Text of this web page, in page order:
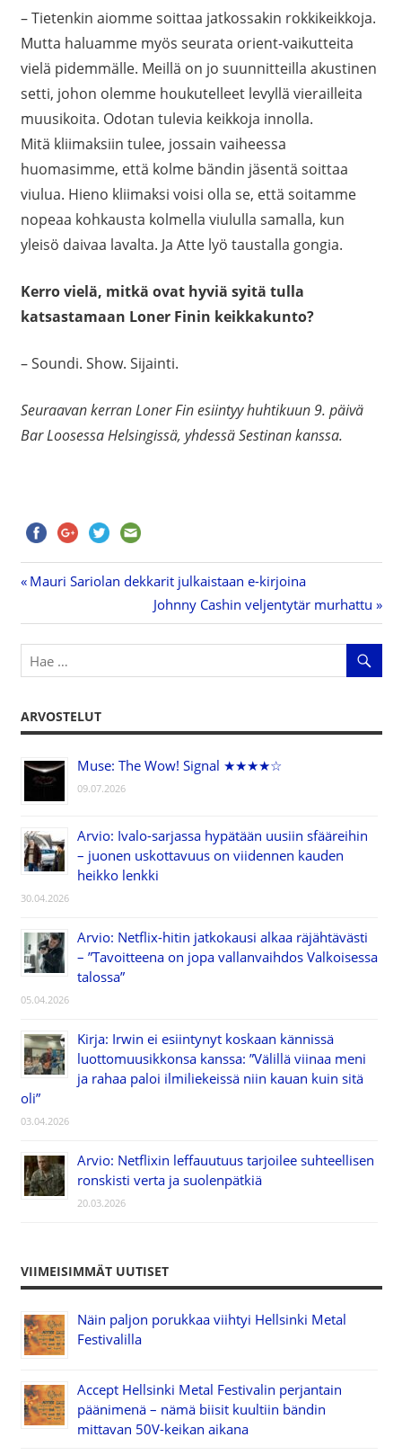
– Tietenkin aiomme soittaa jatkossakin rokkikeikkoja.
Mutta haluamme myös seurata orient-vaikutteita
vielä pidemmälle. Meillä on jo suunnitteilla akustinen
setti, johon olemme houkutelleet levyllä vierailleita
muusikoita. Odotan tulevia keikkoja innolla.
Mitä kliimaksiin tulee, jossain vaiheessa
huomasimme, että kolme bändin jäsentä soittaa
viulua. Hieno kliimaksi voisi olla se, että soitamme
nopeaa kohkausta kolmella viululla samalla, kun
yleisö daivaa lavalta. Ja Atte lyö taustalla gongia.
Kerro vielä, mitkä ovat hyviä syitä tulla
katsastamaan Loner Finin keikkakunto?
– Soundi. Show. Sijainti.
Seuraavan kerran Loner Fin esiintyy huhtikuun 9. päivä
Bar Loosessa Helsingissä, yhdessä Sestinan kanssa.
Artikkelien
selaus
Previous
Mauri Sariolan dekkarit julkaistaan e-kirjoina
Next
Post:
Johnny Cashin veljentytär murhattu
ARVOSTELUT
Muse: The Wow! Signal ★★★★☆
09.07.2026
Arvio: Ivalo-sarjassa hypätään uusiin sfääreihin
– juonen uskottavuus on viidennen kauden
heikko lenkki
30.04.2026
Arvio: Netflix-hitin jatkokausi alkaa räjähtävästi
– ”Tavoitteena on jopa vallanvaihdos Valkoisessa
talossa”
05.04.2026
Kirja: Irwin ei esiintynyt koskaan kännissä
luottomuusikkonsa kanssa: ”Välillä viinaa meni
ja rahaa paloi ilmiliekeissä niin kauan kuin sitä
oli”
03.04.2026
Arvio: Netflixin leffauutuus tarjoilee suhteellisen
ronskisti verta ja suolenpätkiä
20.03.2026
VIIMEISIMMÄT UUTISET
Näin paljon porukkaa viihtyi Hellsinki Metal
Festivalilla
Accept Hellsinki Metal Festivalin perjantain
päänimenä – nämä biisit kuultiin bändin
mittavan 50V-keikan aikana